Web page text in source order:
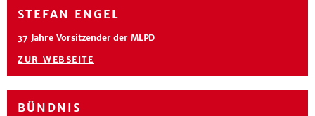
STEFAN ENGEL
37 Jahre Vorsitzender der MLPD
ZUR WEBSEITE
BÜNDNIS